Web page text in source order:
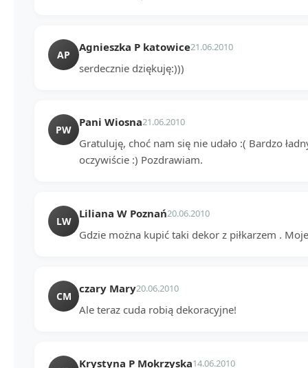
AP
Agnieszka P katowice21.06.2010
serdecznie dziękuję:)))
PW
Pani Wiosna21.06.2010
Gratuluję, choć nam się nie udało :( Bardzo
oczywiście :) Pozdrawiam.
LW
Liliana W Poznań20.06.2010
Gdzie można kupić taki dekor z piłkarzem .
CM
czary Mary20.06.2010
Ale teraz cuda robią dekoracyjne!
Krystyna P Mokrzyska14.06.2010